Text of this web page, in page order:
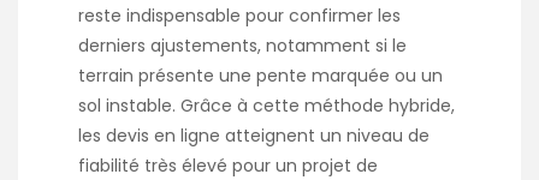
reste indispensable pour confirmer les
derniers ajustements, notamment si le
terrain présente une pente marquée ou un
sol instable. Grâce à cette méthode hybride,
les devis en ligne atteignent un niveau de
fiabilité très élevé pour un projet de